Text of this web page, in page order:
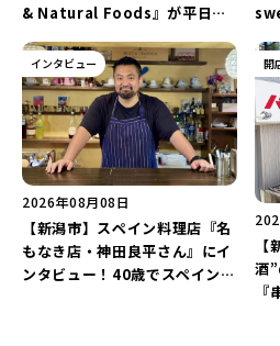
& Natural Foods』が平日ラ
「抗酸化☆レモンチキンカレ
ー」と「美容と健康を考えたプ
レートランチ」を実食レポート
♪
継
インタビュー
2026年08月08日
【新潟市】スペイン料理店『名
もなき店・神田良平さん』にイ
ンタビュー！40歳でスペインへ
開
酒